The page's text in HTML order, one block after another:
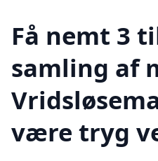
Få nemt 3
samling af
være tryg